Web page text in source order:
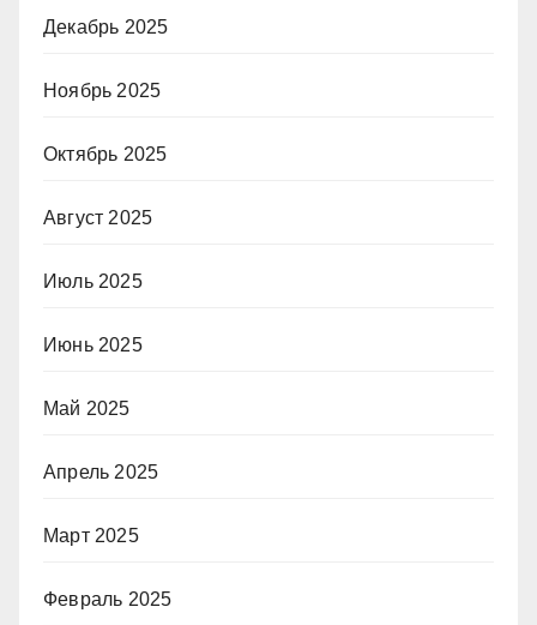
Декабрь 2025
Ноябрь 2025
Октябрь 2025
Август 2025
Июль 2025
Июнь 2025
Май 2025
Апрель 2025
Март 2025
Февраль 2025